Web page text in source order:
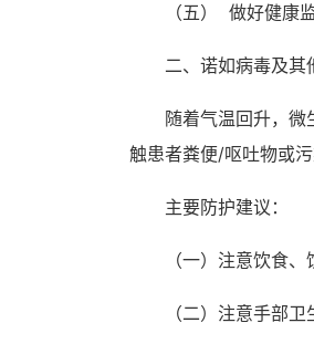
（五） 做好健康
二、诺如病毒及其
随着气温回升，
触患者粪便/呕吐物或
主要防护建议：
（一）注意饮食
（二）注意手部